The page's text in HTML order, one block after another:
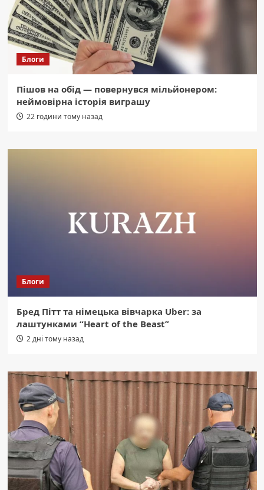
Блоги
Пішов на обід — повернувся мільйонером:
неймовірна історія виграшу
22 години тому назад
Блоги
Бред Пітт та німецька вівчарка Uber: за
лаштунками “Heart of the Beast”
2 дні тому назад